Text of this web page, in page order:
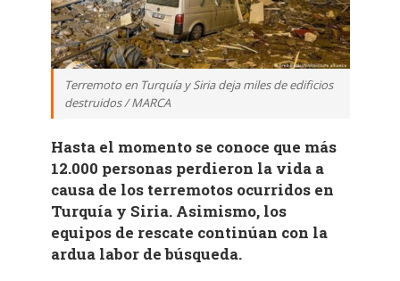
Terremoto en Turquía y Siria deja miles de edificios
destruidos / MARCA
Hasta el momento se conoce que más
12.000 personas perdieron la vida a
causa de los terremotos ocurridos en
Turquía y Siria. Asimismo, los
equipos de rescate continúan con la
ardua labor de búsqueda.